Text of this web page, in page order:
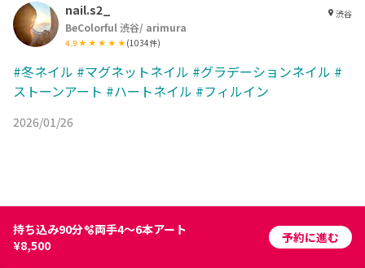
nail.s2_
BeColorful 渋谷/ arimura
4.9 (1034件)
渋谷
#冬ネイル #マグネットネイル #グラデーションネイル #
ストーンアート #ハートネイル #フィルイン
2026/01/26
持ち込み90分🫧両手4〜6本アート
¥8,500
予約に進む